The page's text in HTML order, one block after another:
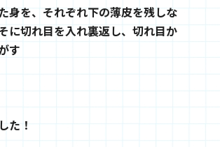
身を、それぞれ下の薄皮を残しな
に切れ目を入れ裏返し、切れ目か
す
た！